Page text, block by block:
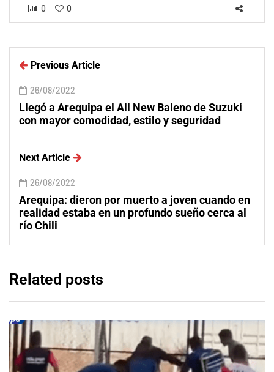
0 0
Previous Article
26/08/2022
Llegó a Arequipa el All New Baleno de Suzuki
con mayor comodidad, estilo y seguridad
Next Article
26/08/2022
Arequipa: dieron por muerto a joven cuando en
realidad estaba en un profundo sueño cerca al
río Chili
Related posts